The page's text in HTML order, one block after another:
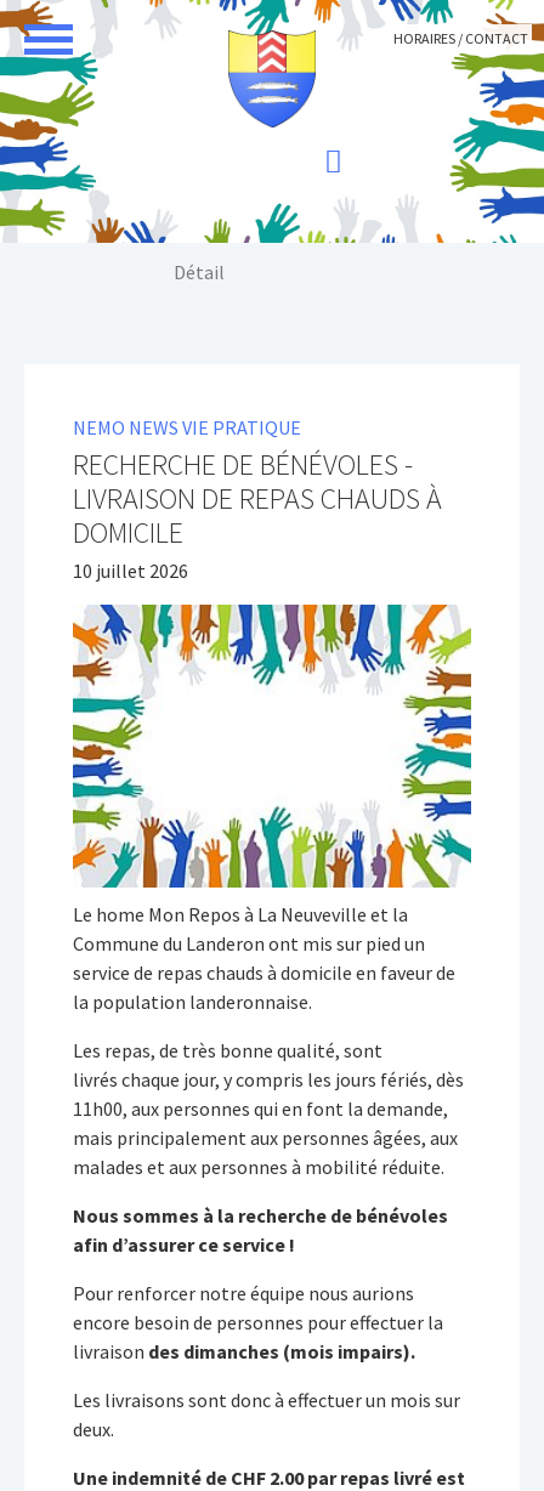
Aller au contenu principal
HORAIRES / CONTACT
Détail
NEMO NEWS VIE PRATIQUE
RECHERCHE DE BÉNÉVOLES -
LIVRAISON DE REPAS CHAUDS À
DOMICILE
10 juillet 2026
Le home Mon Repos à La Neuveville et la
Commune du Landeron ont mis sur pied un
service de repas chauds à domicile en faveur de
la population landeronnaise.
Les repas, de très bonne qualité, sont
livrés chaque jour, y compris les jours fériés, dès
11h00, aux personnes qui en font la demande,
mais principalement aux personnes âgées, aux
malades et aux personnes à mobilité réduite.
Nous sommes à la recherche de bénévoles
afin d’assurer ce service !
Pour renforcer notre équipe nous aurions
encore besoin de personnes pour effectuer la
livraison des dimanches (mois impairs).
Les livraisons sont donc à effectuer un mois sur
deux.
Une indemnité de CHF 2.00 par repas livré est